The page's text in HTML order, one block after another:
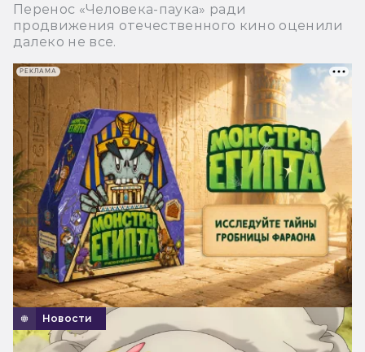
Перенос «Человека-паука» ради
продвижения отечественного кино оценили
далеко не все.
Новости
РЕКЛАМА